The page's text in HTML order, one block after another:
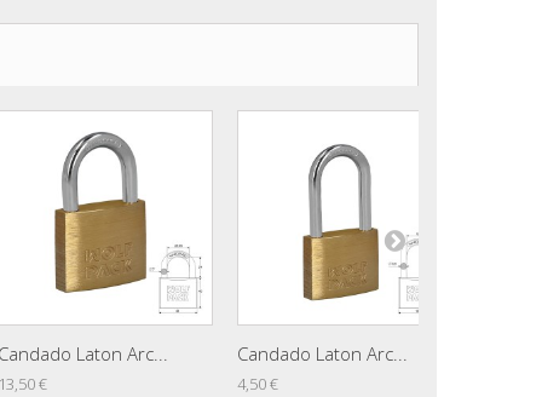
Candado Laton Arc...
13,50 €
Candado Laton Arc...
4,50 €